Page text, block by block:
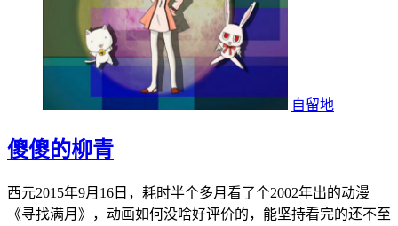
自留地
傻傻的柳青
西元2015年9月16日，耗时半个多月看了个2002年出的动漫
《寻找满月》，动画如何没啥好评价的，能坚持看完的还不至